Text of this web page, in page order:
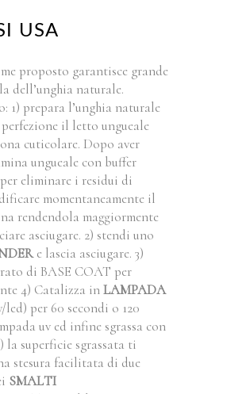
USA
proposto garantisce grande
dell’unghia naturale.
1) prepara l’unghia naturale
il letto ungueale
cuticolare. Dopo aver
ungueale con buffer
per eliminare i residui di
momentaneamente il
rendendola maggiormente
asciugare. 2) stendi uno
e lascia asciugare. 3)
di BASE COAT per
4) Catalizza inLAMPADA
led) per 60 secondi o 120
uv ed infine sgrassa con
la superficie sgrassata ti
stesura facilitata di due
SMALTI